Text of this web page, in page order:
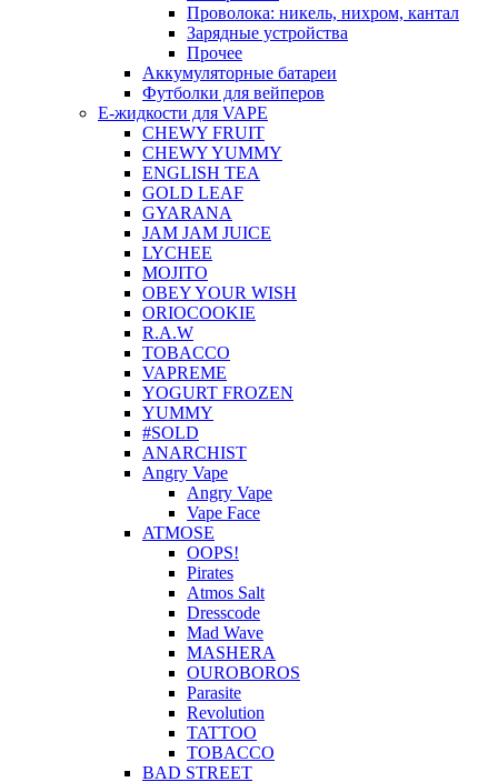
Проволока: никель, нихром, кантал
Зарядные устройства
Прочее
Аккумуляторные батареи
Футболки для вейперов
Е-жидкости для VAPE
CHEWY FRUIT
CHEWY YUMMY
ENGLISH TEA
GOLD LEAF
GYARANA
JAM JAM JUICE
LYCHEE
MOJITO
OBEY YOUR WISH
ORIOCOOKIE
R.A.W
TOBACCO
VAPREME
YOGURT FROZEN
YUMMY
#SOLD
ANARCHIST
Angry Vape
Angry Vape
Vape Face
ATMOSE
OOPS!
Pirates
Atmos Salt
Dresscode
Mad Wave
MASHERA
OUROBOROS
Parasite
Revolution
TATTOO
TOBACCO
BAD STREET